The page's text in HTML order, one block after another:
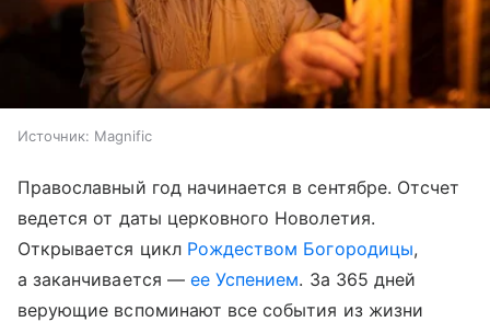
Источник: Magnific
Православный год начинается в сентябре. Отсчет
ведется от даты церковного Новолетия.
Открывается цикл Рождеством Богородицы,
а заканчивается — ее Успением. За 365 дней
верующие вспоминают все события из жизни